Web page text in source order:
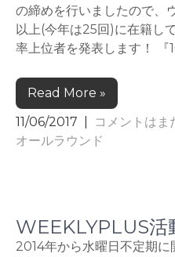
の締めを行いましたので、
以上(今年は25回)に在籍し
率上位者を発表します！ 『
Read More »
11/06/2017
コメントはま
オールラウンド
WEEKLYPLUS活
2014年から水曜日不定期に